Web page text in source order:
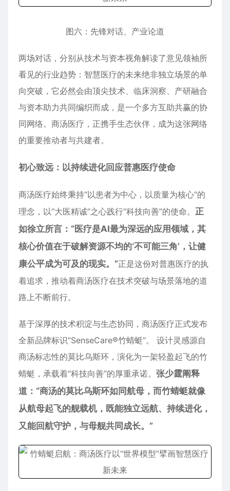
图六：先锋对话、产业论道
两场对话，分别从技术与资本视角解读了意见领袖所
看见的行业趋势：智慧医疗的未来绝非独立场景的单
向突破，它必然会由顶尖技术、临床洞察、产研融合
与资本助力共同编织而成，是一个多方互助共赢的协
同网络。商汤医疗，正携手生态伙伴，成为这张网络
的重要推动者与共建者。
初心致远：以持续进化回应普惠医疗使命
商汤医疗始终秉持“以患者为中心，以质量为核心”的
理念，以“大医精诚”之心践行“科技向善”的使命。 正
如徐立所言 ： “医疗是AI最为深远的应用领域，其
核心价值在于破解资源不均的‘不可能三角’，让健
康公平成为可及的现实。”正是这份对普惠医疗的执
着追求，推动着商汤医疗在技术突破与场景落地的道
路上不断前行。
基于深厚的技术积淀与生态协同，商汤医疗正式发布
全新品牌标识“SenseCare®竹蜻蜓”。 设计灵感源自
商汤标志性的莫比乌斯环，演化为一架轻盈起飞的竹
蜻蜓，承载着“科技向善”的厚重承诺。 张少霆阐释
道：“商汤的莫比乌斯环如同航母，而竹蜻蜓就像
从航母起飞的舰载机，既能独立远航、持续进化，
又能回航守护 ，与母舰共同成长。”